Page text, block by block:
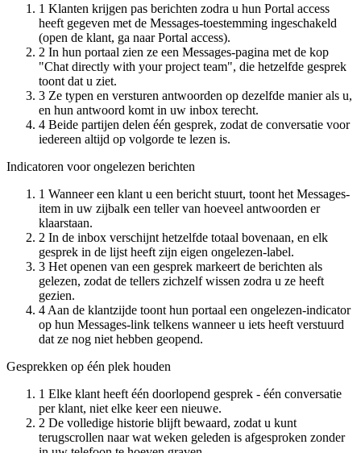
1 Klanten krijgen pas berichten zodra u hun Portal access
heeft gegeven met de Messages-toestemming ingeschakeld
(open de klant, ga naar Portal access).
2 In hun portaal zien ze een Messages-pagina met de kop
"Chat directly with your project team", die hetzelfde gesprek
toont dat u ziet.
3 Ze typen en versturen antwoorden op dezelfde manier als u,
en hun antwoord komt in uw inbox terecht.
4 Beide partijen delen één gesprek, zodat de conversatie voor
iedereen altijd op volgorde te lezen is.
Indicatoren voor ongelezen berichten
1 Wanneer een klant u een bericht stuurt, toont het Messages-
item in uw zijbalk een teller van hoeveel antwoorden er
klaarstaan.
2 In de inbox verschijnt hetzelfde totaal bovenaan, en elk
gesprek in de lijst heeft zijn eigen ongelezen-label.
3 Het openen van een gesprek markeert de berichten als
gelezen, zodat de tellers zichzelf wissen zodra u ze heeft
gezien.
4 Aan de klantzijde toont hun portaal een ongelezen-indicator
op hun Messages-link telkens wanneer u iets heeft verstuurd
dat ze nog niet hebben geopend.
Gesprekken op één plek houden
1 Elke klant heeft één doorlopend gesprek - één conversatie
per klant, niet elke keer een nieuwe.
2 De volledige historie blijft bewaard, zodat u kunt
terugscrollen naar wat weken geleden is afgesproken zonder